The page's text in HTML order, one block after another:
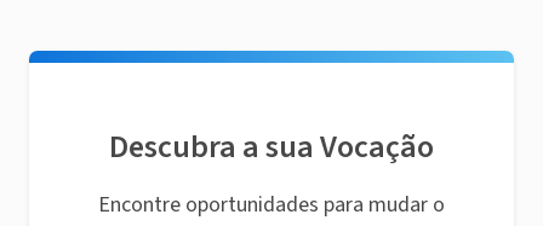
Descubra a sua Vocação
Encontre oportunidades para mudar o